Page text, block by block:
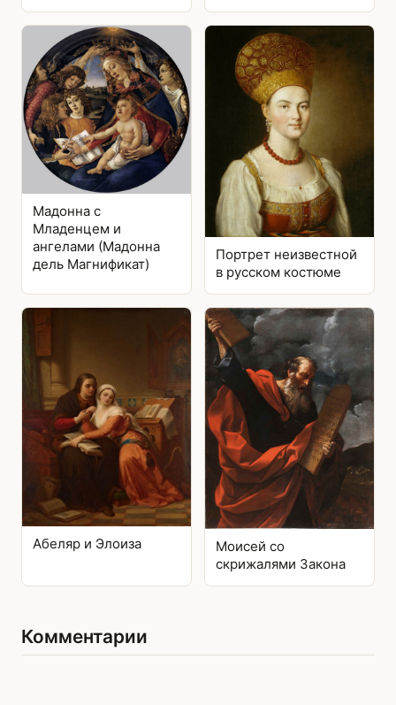
Мадонна с
Младенцем и
ангелами (Мадонна
дель Магнификат)
Портрет неизвестной
в русском костюме
Абеляр и Элоиза
Моисей со
скрижалями Закона
Комментарии